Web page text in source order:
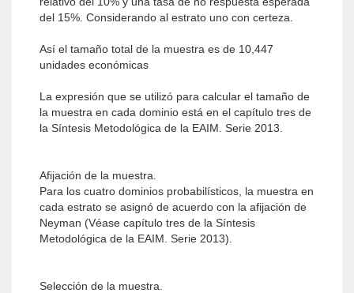
del 15%. Considerando al estrato uno con certeza.
Así el tamaño total de la muestra es de 10,447
unidades económicas
La expresión que se utilizó para calcular el tamaño de
la muestra en cada dominio está en el capítulo tres de
la Síntesis Metodológica de la EAIM. Serie 2013.
Afijación de la muestra.
Para los cuatro dominios probabilísticos, la muestra en
cada estrato se asignó de acuerdo con la afijación de
Neyman (Véase capítulo tres de la Síntesis
Metodológica de la EAIM. Serie 2013).
Selección de la muestra.